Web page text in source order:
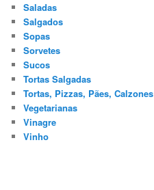
Saladas
Salgados
Sopas
Sorvetes
Sucos
Tortas Salgadas
Tortas, Pizzas, Pães, Calzones
Vegetarianas
Vinagre
Vinho